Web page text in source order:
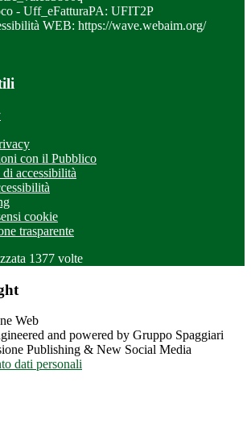
- Uff_eFatturaPA: UFIT2P
WEB: https://wave.webaim.org/
con il Pubblico
accessibilità
cookie
trasparente
1377 volte
and powered by Gruppo Spaggiari
Publishing & New Social Media
dati personali